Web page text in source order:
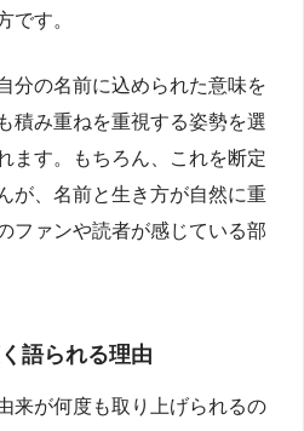
です。
分の名前に込められた意味を
積み重ねを重視する姿勢を選
ます。もちろん、これを断定
が、名前と生き方が自然に重
ファンや読者が感じている部
語られる理由
来が何度も取り上げられるの